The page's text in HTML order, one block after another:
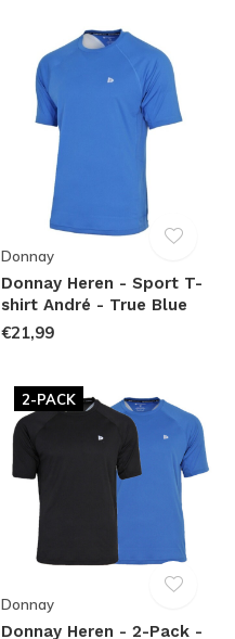
Donnay
Donnay Heren - Sport T-
shirt André - True Blue
€21,99
2-PACK
Donnay
Donnay Heren - 2-Pack -